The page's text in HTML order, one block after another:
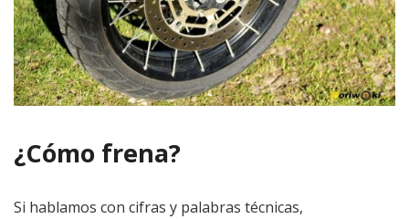
¿Cómo frena?
Si hablamos con cifras y palabras técnicas,